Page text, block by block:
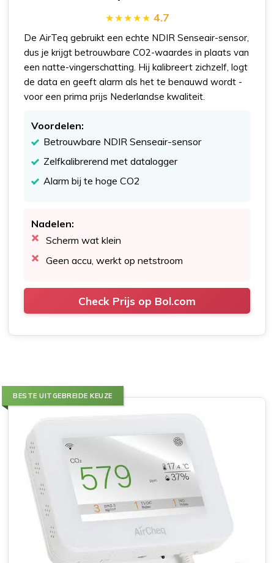
4.7
De AirTeq gebruikt een echte NDIR Senseair-sensor,
dus je krijgt betrouwbare CO2-waardes in plaats van
een natte-vingerschatting. Hij kalibreert zichzelf, logt
de data en geeft alarm als het te benauwd wordt -
voor een prima prijs Nederlandse kwaliteit.
Voordelen:
Betrouwbare NDIR Senseair-sensor
Zelfkalibrerend met datalogger
Alarm bij te hoge CO2
Nadelen:
Scherm wat klein
Geen accu, werkt op netstroom
Check Prijs op Bol.com
BESTE UITGEBREIDE KEUZE